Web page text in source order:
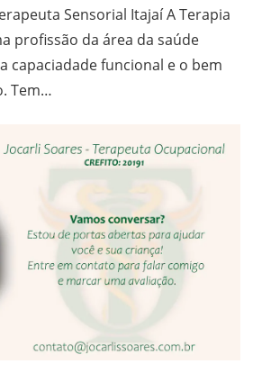
Sensorial Itajaí A Terapia
profissão da área da saúde
capaciadade funcional e o bem
Tem…